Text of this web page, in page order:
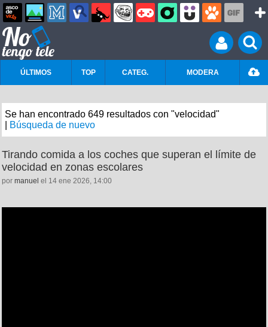
ÚLTIMOS TOP CATEG. MODERA
Se han encontrado 649 resultados con "velocidad"
Búsqueda de nuevo
Tirando comida a los coches que superan el límite de
velocidad en zonas escolares
por manuel el 14 ene 2026, 14:00